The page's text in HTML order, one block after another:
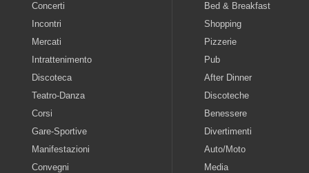
Concerti
Incontri
Mercati
Intrattenimento
Discoteca
Teatro-Danza
Corsi
Gare-Sportive
Manifestazioni
Convegni
Bed & Breakfast
Shopping
Pizzerie
Pub
After Dinner
Discoteche
Benessere
Divertimenti
Auto/Moto
Media